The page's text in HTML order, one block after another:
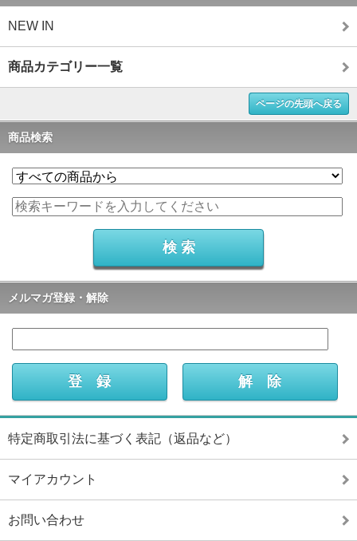
NEW IN
商品カテゴリー一覧
ページの先頭へ戻る
商品検索
メルマガ登録・解除
特定商取引法に基づく表記（返品など）
マイアカウント
お問い合わせ